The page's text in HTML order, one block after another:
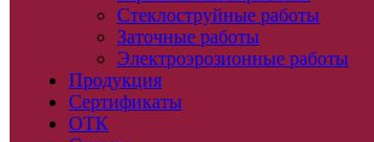
Стеклоструйные работы
Заточные работы
Электроэрозионные работы
Продукция
Сертификаты
ОТК